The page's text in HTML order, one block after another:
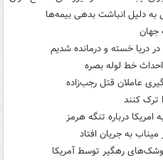
به دلیل انباشت بدهی بیمه‌ها
جهان
خط لوله بصره
عاملان قتل رجب‌زاده
ترک کنند
درباره تنگه هرمز
به جریان افتاد
رهگیر توسط آمریکا